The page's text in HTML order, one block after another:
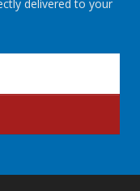
delivered to your